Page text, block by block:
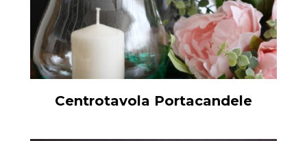
Centrotavola Portacandele